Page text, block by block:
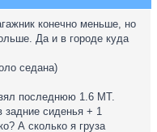
конечно меньше, но
Да и в городе куда
седана)
последнюю 1.6 МТ.
задние сиденья + 1
А сколько я груза